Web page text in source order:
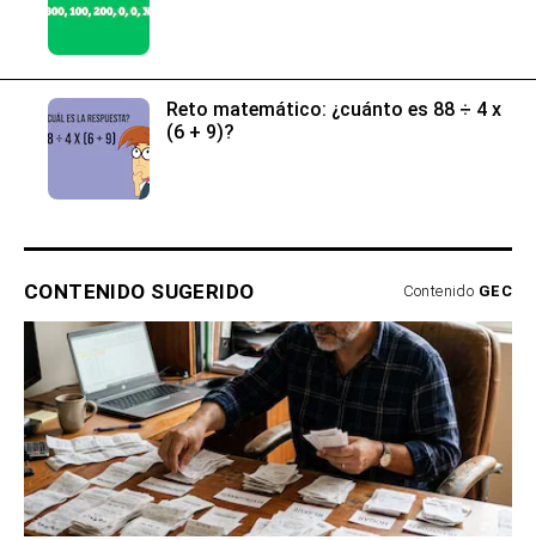
Reto matemático: ¿cuánto es 88 ÷ 4 x
(6 + 9)?
CONTENIDO SUGERIDO Contenido GEC